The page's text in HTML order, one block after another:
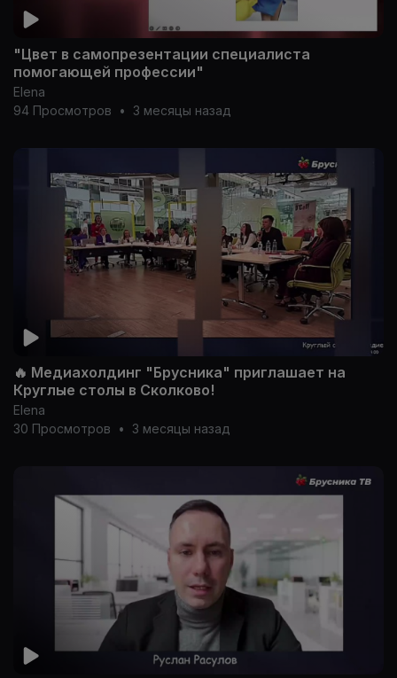
"Цвет в самопрезентации специалиста
помогающей профессии"
Elena
94 Просмотров
• 3 месяцы назад
🔥 Медиахолдинг "Брусника" приглашает на
Круглые столы в Сколково!
Elena
30 Просмотров
• 3 месяцы назад